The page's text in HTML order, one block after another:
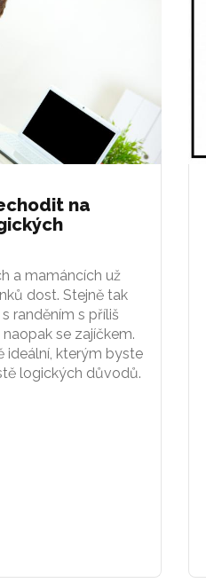
na
a mamáncích už
dost. Stejně tak
randěním s příliš
se zajíčkem.
ideální, kterým byste
logických důvodů.